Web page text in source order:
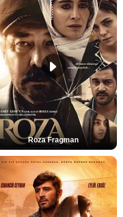
Roza Fragman